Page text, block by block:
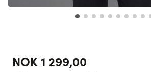
NOK 1 299,00